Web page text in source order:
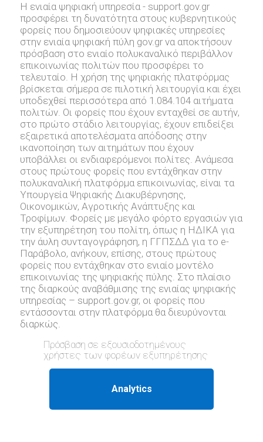
Η ενιαία ψηφιακή υπηρεσία - support.gov.gr
προσφέρει τη δυνατότητα στους κυβερνητικούς
φορείς που δημοσιεύουν ψηφιακές υπηρεσίες
στην ενιαία ψηφιακή πύλη gov.gr να αποκτήσουν
πρόσβαση στο ενιαίο πολυκαναλικό περιβάλλον
επικοινωνίας πολιτών που προσφέρει το
τελευταίο. Η χρήση της ψηφιακής πλατφόρμας
βρίσκεται σήμερα σε πιλοτική λειτουργία και έχει
υποδεχθεί περισσότερα από 1.084.104 αιτήματα
πολιτών. Οι φορείς που έχουν ενταχθεί σε αυτήν,
στο πρώτο στάδιο λειτουργίας, έχουν επιδείξει
εξαιρετικά αποτελέσματα απόδοσης στην
ικανοποίηση των αιτημάτων που έχουν
υποβάλλει οι ενδιαφερόμενοι πολίτες. Ανάμεσα
στους πρώτους φορείς που εντάχθηκαν στην
πολυκαναλική πλατφόρμα επικοινωνίας, είναι τα
Υπουργεία Ψηφιακής Διακυβέρνησης,
Οικονομικών, Αγροτικής Ανάπτυξης και
Τροφίμων. Φορείς με μεγάλο φόρτο εργασιών για
την εξυπηρέτηση του πολίτη, όπως η ΗΔΙΚΑ για
την άυλη συνταγογράφηση, η ΓΓΠΣΔΔ για το e-
Παράβολο, ανήκουν, επίσης, στους πρώτους
φορείς που εντάχθηκαν στο ενιαίο μοντέλο
επικοινωνίας της ψηφιακής πύλης. Στο πλαίσιο
της διαρκούς αναβάθμισης της ενιαίας ψηφιακής
υπηρεσίας – support.gov.gr, oι φορείς που
εντάσσονται στην πλατφόρμα θα διευρύνονται
διαρκώς.
Πρόσβαση σε εξουσιοδοτημένους
χρήστες των φορέων εξυπηρέτησης